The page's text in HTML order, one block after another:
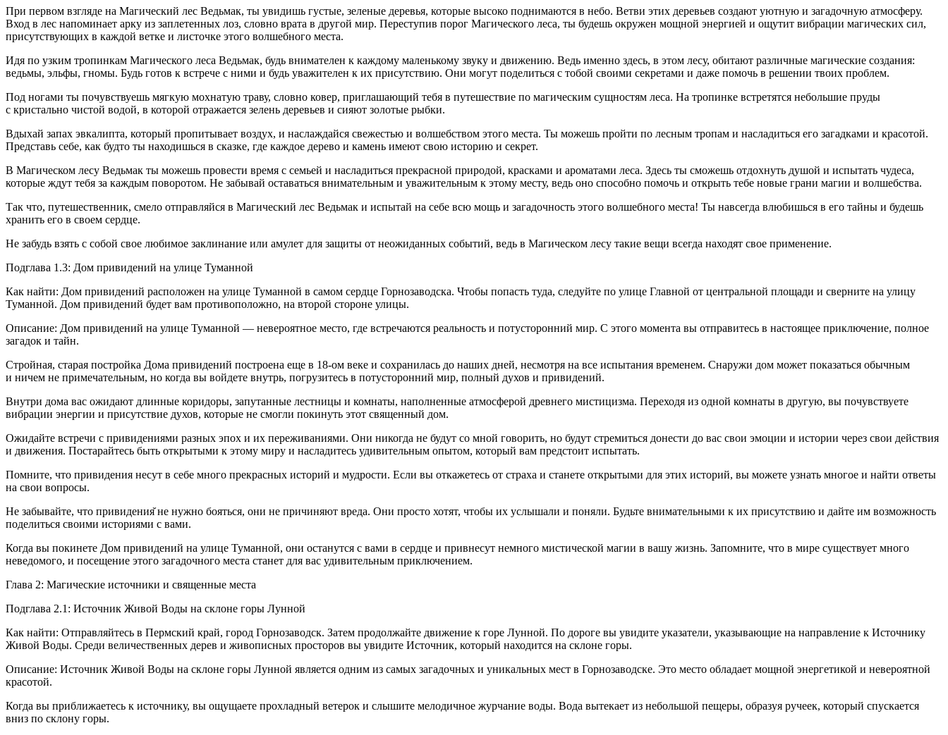
При первом взгляде на Магический лес Ведьмак, ты увидишь густые, зеленые деревья, которые высоко поднимаются в небо. Ветви этих деревьев создают уютную и загадочную атмосферу.
Вход в лес напоминает арку из заплетенных лоз, словно врата в другой мир. Переступив порог Магического леса, ты будешь окружен мощной энергией и ощутит вибрации магических сил,
присутствующих в каждой ветке и листочке этого волшебного места.
Идя по узким тропинкам Магического леса Ведьмак, будь внимателен к каждому маленькому звуку и движению. Ведь именно здесь, в этом лесу, обитают различные магические создания:
ведьмы, эльфы, гномы. Будь готов к встрече с ними и будь уважителен к их присутствию. Они могут поделиться с тобой своими секретами и даже помочь в решении твоих проблем.
Под ногами ты почувствуешь мягкую мохнатую траву, словно ковер, приглашающий тебя в путешествие по магическим сущностям леса. На тропинке встретятся небольшие пруды
с кристально чистой водой, в которой отражается зелень деревьев и сияют золотые рыбки.
Вдыхай запах эвкалипта, который пропитывает воздух, и наслаждайся свежестью и волшебством этого места. Ты можешь пройти по лесным тропам и насладиться его загадками и красотой.
Представь себе, как будто ты находишься в сказке, где каждое дерево и камень имеют свою историю и секрет.
В Магическом лесу Ведьмак ты можешь провести время с семьей и насладиться прекрасной природой, красками и ароматами леса. Здесь ты сможешь отдохнуть душой и испытать чудеса,
которые ждут тебя за каждым поворотом. Не забывай оставаться внимательным и уважительным к этому месту, ведь оно способно помочь и открыть тебе новые грани магии и волшебства.
Так что, путешественник, смело отправляйся в Магический лес Ведьмак и испытай на себе всю мощь и загадочность этого волшебного места! Ты навсегда влюбишься в его тайны и будешь
хранить его в своем сердце.
Не забудь взять с собой свое любимое заклинание или амулет для защиты от неожиданных событий, ведь в Магическом лесу такие вещи всегда находят свое применение.
Подглава 1.3: Дом привидений на улице Туманной
Как найти: Дом привидений расположен на улице Туманной в самом сердце Горнозаводска. Чтобы попасть туда, следуйте по улице Главной от центральной площади и сверните на улицу
Туманной. Дом привидений будет вам противоположно, на второй стороне улицы.
Описание: Дом привидений на улице Туманной — невероятное место, где встречаются реальность и потусторонний мир. С этого момента вы отправитесь в настоящее приключение, полное
загадок и тайн.
Стройная, старая постройка Дома привидений построена еще в 18-ом веке и сохранилась до наших дней, несмотря на все испытания временем. Снаружи дом может показаться обычным
и ничем не примечательным, но когда вы войдете внутрь, погрузитесь в потусторонний мир, полный духов и привидений.
Внутри дома вас ожидают длинные коридоры, запутанные лестницы и комнаты, наполненные атмосферой древнего мистицизма. Переходя из одной комнаты в другую, вы почувствуете
вибрации энергии и присутствие духов, которые не смогли покинуть этот священный дом.
Ожидайте встречи с привидениями разных эпох и их переживаниями. Они никогда не будут со мной говорить, но будут стремиться донести до вас свои эмоции и истории через свои действия
и движения. Постарайтесь быть открытыми к этому миру и насладитесь удивительным опытом, который вам предстоит испытать.
Помните, что привидения несут в себе много прекрасных историй и мудрости. Если вы откажетесь от страха и станете открытыми для этих историй, вы можете узнать многое и найти ответы
на свои вопросы.
Не забывайте, что привидения̆ не нужно бояться, они не причиняют вреда. Они просто хотят, чтобы их услышали и поняли. Будьте внимательными к их присутствию и дайте им возможность
поделиться своими историями с вами.
Когда вы покинете Дом привидений на улице Туманной, они останутся с вами в сердце и привнесут немного мистической магии в вашу жизнь. Запомните, что в мире существует много
неведомого, и посещение этого загадочного места станет для вас удивительным приключением.
Глава 2: Магические источники и священные места
Подглава 2.1: Источник Живой Воды на склоне горы Лунной
Как найти: Отправляйтесь в Пермский край, город Горнозаводск. Затем продолжайте движение к горе Лунной. По дороге вы увидите указатели, указывающие на направление к Источнику
Живой Воды. Среди величественных дерев и живописных просторов вы увидите Источник, который находится на склоне горы.
Описание: Источник Живой Воды на склоне горы Лунной является одним из самых загадочных и уникальных мест в Горнозаводске. Это место обладает мощной энергетикой и невероятной
красотой.
Когда вы приближаетесь к источнику, вы ощущаете прохладный ветерок и слышите мелодичное журчание воды. Вода вытекает из небольшой пещеры, образуя ручеек, который спускается
вниз по склону горы.